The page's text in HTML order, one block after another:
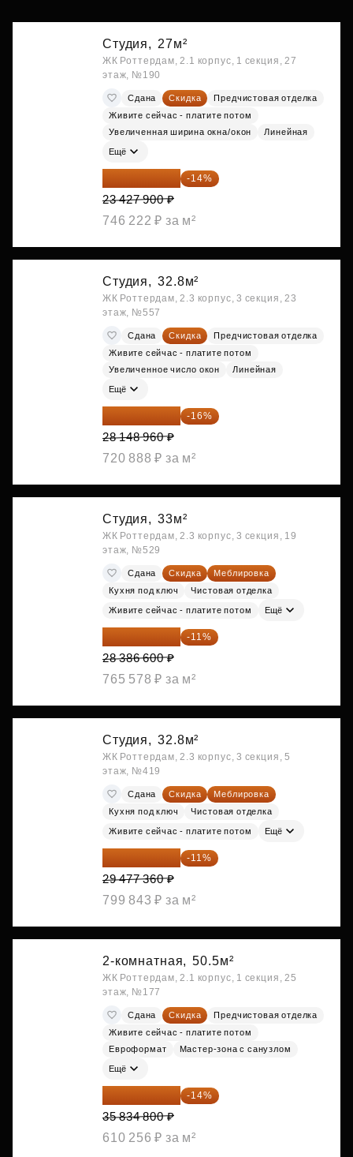
Студия, 27м²
ЖК Роттердам, 2.1 корпус, 1 секция, 27
этаж, №190
Сдана Скидка
Предчистовая отделка
Живите сейчас - платите потом
Увеличенная ширина окна/окон
Линейная
Ещё
20 147 994 ₽ -14%
23 427 900 ₽
746 222 ₽ за м²
Студия, 32.8м²
ЖК Роттердам, 2.3 корпус, 3 секция, 23
этаж, №557
Сдана Скидка
Предчистовая отделка
Живите сейчас - платите потом
Увеличенное число окон
Линейная
Ещё
23 645 126 ₽ -16%
28 148 960 ₽
720 888 ₽ за м²
Студия, 33м²
ЖК Роттердам, 2.3 корпус, 3 секция, 19
этаж, №529
Сдана Скидка
Меблировка
Кухня под ключ
Чистовая отделка
Живите сейчас - платите потом Ещё
25 264 074 ₽ -11%
28 386 600 ₽
765 578 ₽ за м²
Студия, 32.8м²
ЖК Роттердам, 2.3 корпус, 3 секция, 5
этаж, №419
Сдана Скидка
Меблировка
Кухня под ключ
Чистовая отделка
Живите сейчас - платите потом Ещё
26 234 850 ₽ -11%
29 477 360 ₽
799 843 ₽ за м²
2-комнатная, 50.5м²
ЖК Роттердам, 2.1 корпус, 1 секция, 25
этаж, №177
Сдана Скидка
Предчистовая отделка
Живите сейчас - платите потом
Евроформат
Мастер-зона с санузлом
Ещё
30 817 928 ₽ -14%
35 834 800 ₽
610 256 ₽ за м²